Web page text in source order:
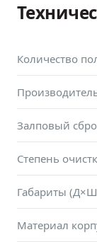
Количество
Залповый
Степень
Габариты
Материал